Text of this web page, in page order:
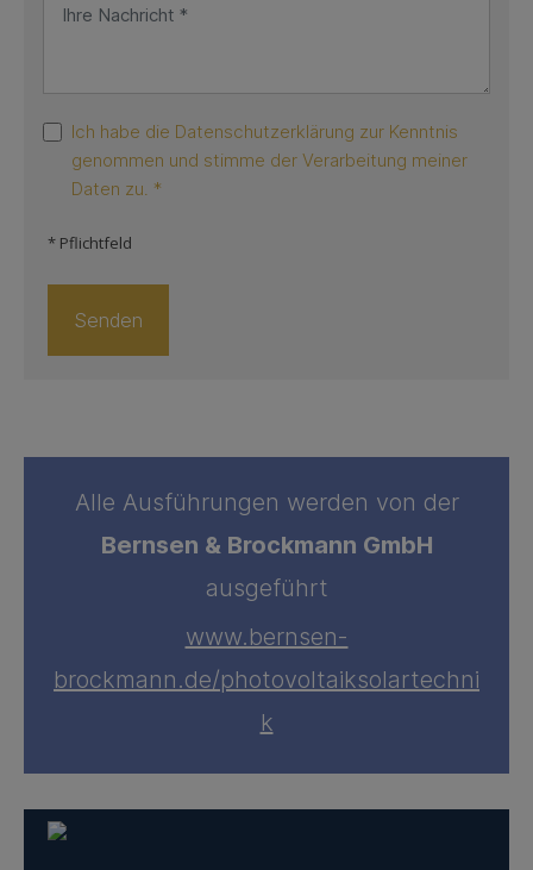
Ich habe die Datenschutzerklärung zur Kenntnis
genommen und stimme der Verarbeitung meiner
Daten zu. *
* Pflichtfeld
Alle Ausführungen werden von der
Bernsen & Brockmann GmbH
ausgeführt
www.bernsen-
brockmann.de/photovoltaiksolartechni
k